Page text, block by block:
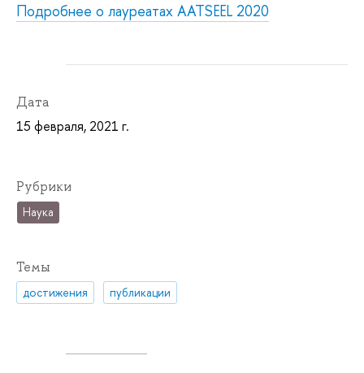
Подробнее о лауреатах AATSEEL 2020
Дата
15 февраля, 2021 г.
Рубрики
Наука
Темы
достижения публикации